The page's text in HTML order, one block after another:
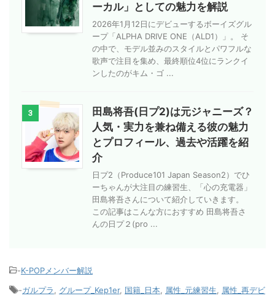
ーカル」としての魅力を解説
2026年1月12日にデビューするボーイズグル
ープ「ALPHA DRIVE ONE（ALD1）」。 そ
の中で、モデル並みのスタイルとパワフルな
歌声で注目を集め、最終順位4位にランクイ
ンしたのがキム・ゴ ...
3
田島将吾(日プ2)は元ジャニーズ？
人気・実力を兼ね備える彼の魅力
とプロフィール、過去や活躍を紹
介
日プ2（Produce101 Japan Season2）でひ
ーちゃんが大注目の練習生、「心の充電器」
田島将吾さんについて紹介していきます。
この記事はこんな方におすすめ 田島将吾さ
んの日プ２(pro ...
-K-POPメンバー解説
-ガルプラ, グループ_Kep1er, 国籍_日本, 属性_元練習生, 属性_再デビ